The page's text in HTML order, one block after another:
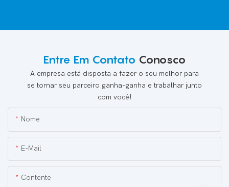
Entre Em Contato Conosco
A empresa está disposta a fazer o seu melhor para
se tornar seu parceiro ganha-ganha e trabalhar junto
com você!
Nome
E-Mail
Contente